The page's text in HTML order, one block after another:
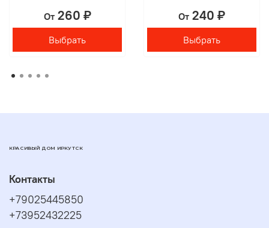
От 260 ₽
Выбрать
От 240 ₽
Выбрать
КРАСИВЫЙ ДОМ ИРКУТСК
Контакты
+79025445850
+73952432225